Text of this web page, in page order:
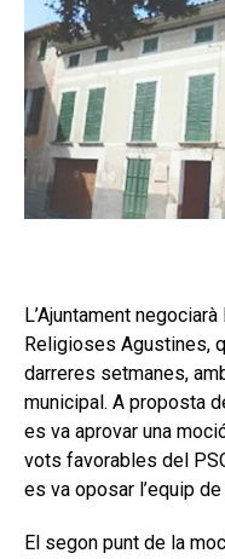
L’Ajuntament
Religioses Agustines,
darreres setmanes,
municipal. A proposta
es va aprovar una
vots favorables del
es va oposar l’equip
El segon punt de la